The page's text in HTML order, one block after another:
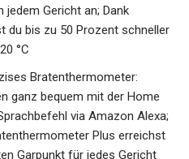
Gericht an; Dank
du bis zu 50 Prozent schneller
°C
Bratenthermometer:
ganz bequem mit der Home
via Amazon Alexa;
Plus erreichst
Garpunkt für jedes Gericht